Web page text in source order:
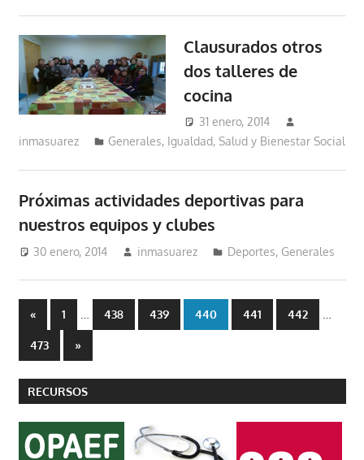
Clausurados otros
dos talleres de
cocina
31 enero, 2014
inmasuarez
Generales, Igualdad, Salud y Bienestar Social
Próximas actividades deportivas para
nuestros equipos y clubes
30 enero, 2014 inmasuarez Deportes, Generales
Paginación
de
entradas
«Entradas
anteriores
1 … 438 439 440 441 442 …
473
Entradas
siguientes
»
RECURSOS